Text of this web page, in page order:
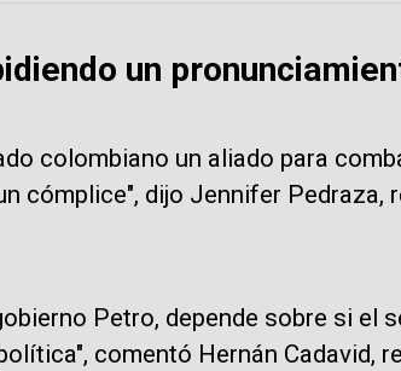
un
colombiano un aliado para
cómplice", dijo Jennifer Pedraza,
Petro, depende sobre si el
comentó Hernán Cadavid,